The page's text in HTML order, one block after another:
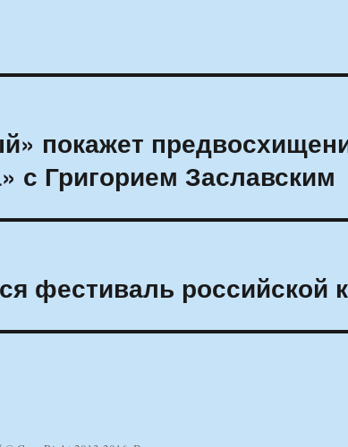
покажет
Григорием Заславским
фестиваль российской